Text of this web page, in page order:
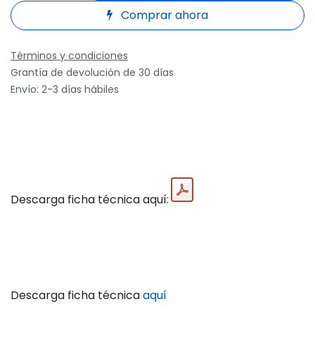
Comprar ahora
Términos y condiciones
Grantía de devolución de 30 días
Envío: 2-3 días hábiles
Descarga ficha técnica aquí:
Descarga ficha técnicaaquí